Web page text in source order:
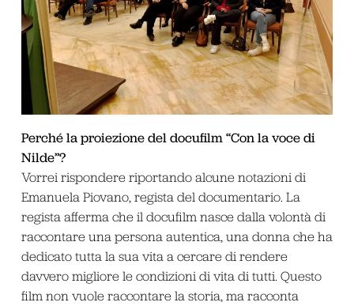
Perché la proiezione del docufilm “Con la voce di
Nilde”?
Vorrei rispondere riportando alcune notazioni di
Emanuela Piovano, regista del documentario. La
regista afferma che il docufilm nasce dalla volontà di
raccontare una persona autentica, una donna che ha
dedicato tutta la sua vita a cercare di rendere
davvero migliore le condizioni di vita di tutti. Questo
film non vuole raccontare la storia, ma racconta